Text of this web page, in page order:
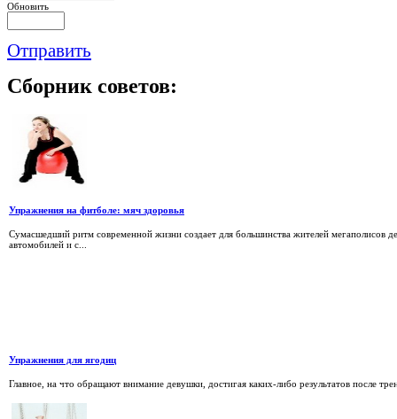
Обновить
Отправить
Сборник советов:
Упражнения на фитболе: мяч здоровья
Сумасшедший ритм современной жизни создает для большинства жителей мегаполисов
автомобилей и с...
Упражнения для ягодиц
Главное, на что обращают внимание девушки, достигая каких-либо результатов после